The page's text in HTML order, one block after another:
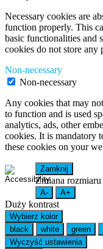
Necessary cookies are
function properly. This
basic functionalities and
cookies do not store any
Non-necessary
Non-necessary
Any cookies that may
to function and is used
analytics, ads, other
cookies. It is mandatory
these cookies on your
Zamknij
Zmiana
A- A+
Duży kontrast
Wybierz kolor
black
white green
Wyczyść ustawienia